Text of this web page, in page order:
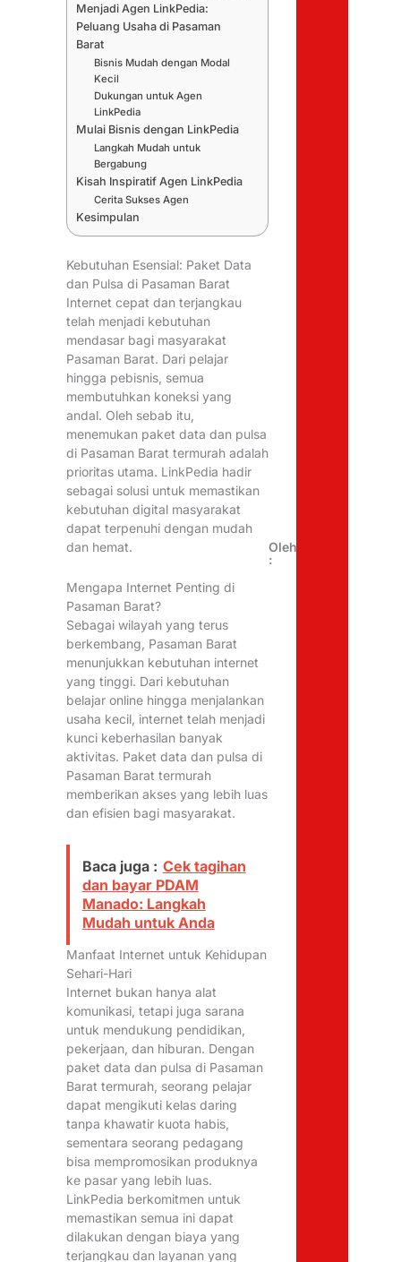
Menjadi Agen LinkPedia:
Peluang Usaha di Pasaman
Barat
Bisnis Mudah dengan Modal
Kecil
Dukungan untuk Agen
LinkPedia
Mulai Bisnis dengan LinkPedia
Langkah Mudah untuk
Bergabung
Kisah Inspiratif Agen LinkPedia
Cerita Sukses Agen
Kesimpulan
Kebutuhan Esensial: Paket Data
dan Pulsa di Pasaman Barat
Internet cepat dan terjangkau
telah menjadi kebutuhan
mendasar bagi masyarakat
Pasaman Barat. Dari pelajar
hingga pebisnis, semua
membutuhkan koneksi yang
andal. Oleh sebab itu,
menemukan paket data dan pulsa
di Pasaman Barat termurah adalah
prioritas utama. LinkPedia hadir
sebagai solusi untuk memastikan
kebutuhan digital masyarakat
dapat terpenuhi dengan mudah
dan hemat.
Mengapa Internet Penting di
Pasaman Barat?
Sebagai wilayah yang terus
berkembang, Pasaman Barat
menunjukkan kebutuhan internet
yang tinggi. Dari kebutuhan
belajar online hingga menjalankan
usaha kecil, internet telah menjadi
kunci keberhasilan banyak
aktivitas. Paket data dan pulsa di
Pasaman Barat termurah
memberikan akses yang lebih luas
dan efisien bagi masyarakat.
Baca juga : Cek tagihan
dan bayar PDAM
Manado: Langkah
Mudah untuk Anda
Manfaat Internet untuk Kehidupan
Sehari-Hari
Internet bukan hanya alat
komunikasi, tetapi juga sarana
untuk mendukung pendidikan,
pekerjaan, dan hiburan. Dengan
paket data dan pulsa di Pasaman
Barat termurah, seorang pelajar
dapat mengikuti kelas daring
tanpa khawatir kuota habis,
sementara seorang pedagang
bisa mempromosikan produknya
ke pasar yang lebih luas.
LinkPedia berkomitmen untuk
memastikan semua ini dapat
dilakukan dengan biaya yang
terjangkau dan layanan yang
Oleh
: